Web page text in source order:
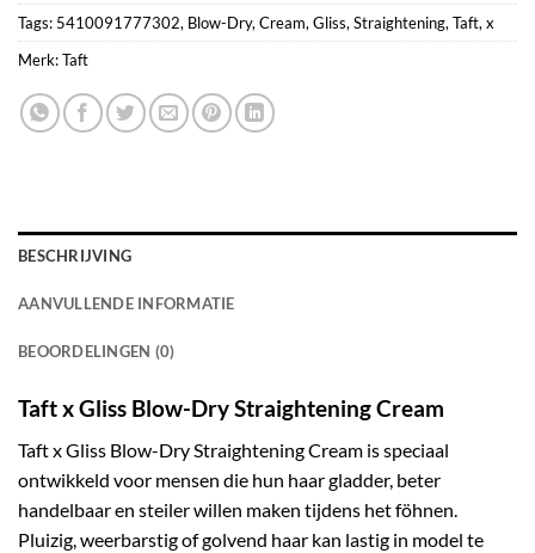
Tags: 5410091777302, Blow-Dry,Cream,Gliss,Straightening,Taft,x
Merk:Taft
BESCHRIJVING
AANVULLENDE INFORMATIE
BEOORDELINGEN (0)
Taft x Gliss Blow-Dry Straightening Cream
Taft x Gliss Blow-Dry Straightening Cream is speciaal
ontwikkeld voor mensen die hun haar gladder, beter
handelbaar en steiler willen maken tijdens het föhnen.
Pluizig, weerbarstig of golvend haar kan lastig in model te